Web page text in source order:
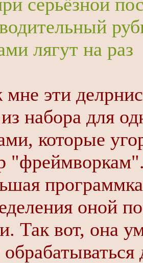
лягут на раз
эти
набора для
которые
оной
Так вот, она